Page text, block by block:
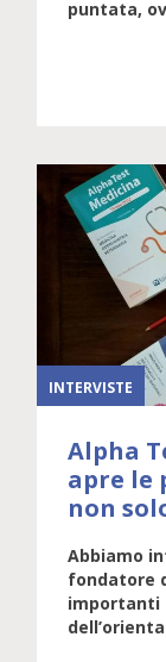
puntata,
INTERVISTE
Alpha
apre le
non
Abbiamo
fondatore
importanti